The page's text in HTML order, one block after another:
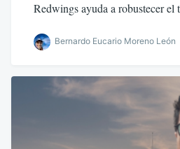
Redwings ayuda a robustecer
Bernardo Eucario Moreno León